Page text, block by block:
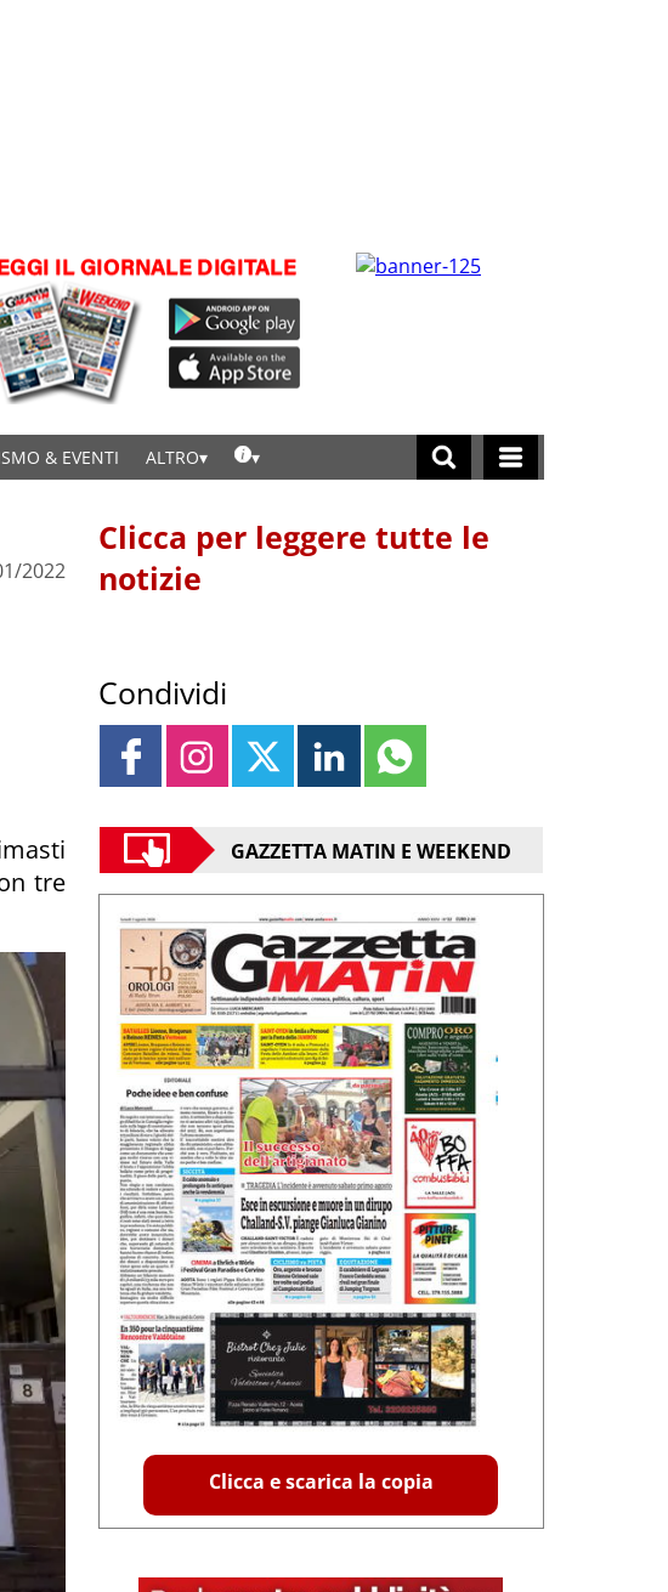
& EVENTI ALTRO
2022
tre
Clicca per leggere tutte le
notizie
Condividi
GAZZETTA MATIN E WEEKEND
Clicca e scarica la copia